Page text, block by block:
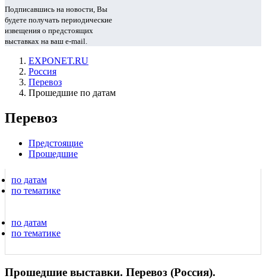
Подписавшись на новости, Вы
будете получать периодические
извещения о предстоящих
выставках на ваш e-mail.
EXPONET.RU
Россия
Перевоз
Прошедшие по датам
Перевоз
Предстоящие
Прошедшие
по датам
по тематике
по датам
по тематике
Прошедшие выставки. Перевоз (Россия).